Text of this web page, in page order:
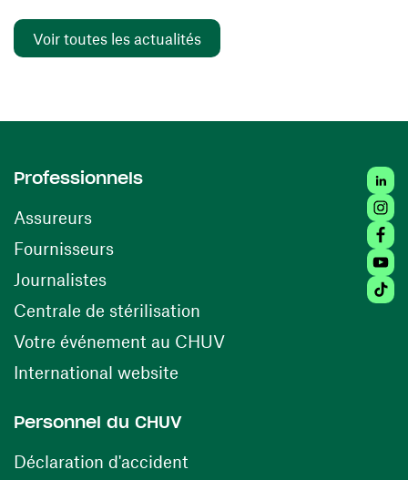
Voir toutes les actualités
Professionnels
Assureurs
Fournisseurs(ouvre une nouvelle fenêtre)
Journalistes
Centrale de stérilisation (ouvre une nouvelle
Votre événement au CHUV(ouvre une nouvelle
International website
Personnel du CHUV
Déclaration d'accident